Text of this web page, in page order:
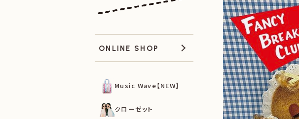
ONLINE SHOP
Music Wave【NEW】
クローゼット